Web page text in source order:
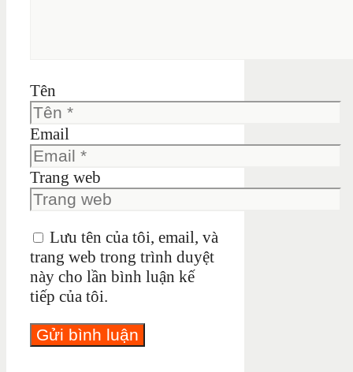
Tên
Email
Trang web
Lưu tên của tôi, email, và
trang web trong trình duyệt
này cho lần bình luận kế
tiếp của tôi.